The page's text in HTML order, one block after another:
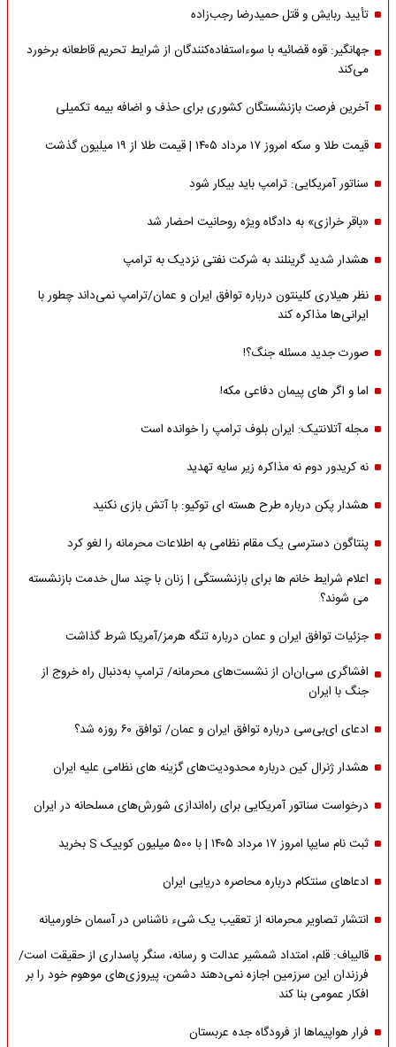
تأیید ربایش و قتل حمیدرضا رجب‌زاده
جهانگیر: قوه قضائیه با سوءاستفاده‌کنندگان از شرایط تحریم قاطعانه برخورد
می‌کند
آخرین فرصت بازنشستگان کشوری برای حذف و اضافه بیمه تکمیلی
قیمت طلا و سکه امروز ۱۷ مرداد ۱۴۰۵ | قیمت طلا از ۱۹ میلیون گذشت
سناتور آمریکایی: ترامپ باید بیکار شود
«باقر خرازی» به دادگاه ویژه روحانیت احضار شد
هشدار شدید گرینلند به شرکت نفتی نزدیک به ترامپ
نظر هیلاری کلینتون درباره توافق ایران و عمان/ترامپ نمی‌داند چطور با
ایرانی‌ها مذاکره کند
صورت جدید مسئله جنگ؟!
اما و اگر های پیمان دفاعی مکه!
مجله آتلانتیک: ایران بلوف ترامپ را خوانده است
نه کریدور دوم نه مذاکره زیر سایه تهدید
هشدار پکن درباره طرح هسته ای توکیو: با آتش بازی نکنید
پنتاگون دسترسی یک مقام نظامی به اطلاعات محرمانه را لغو کرد
اعلام شرایط خانم ها برای بازنشستگی | زنان با چند سال خدمت بازنشسته
می شوند؟
جزئیات توافق ایران و عمان درباره تنگه هرمز/آمریکا شرط گذاشت
افشاگری سی‌ان‌ان از نشست‌های محرمانه/ ترامپ به‌دنبال راه خروج از
جنگ با ایران
ادعای ای‌بی‌سی درباره توافق ایران و عمان/ توافق ۶۰ روزه شد؟
هشدار ژنرال کین درباره محدودیت‌های گزینه های نظامی علیه ایران
درخواست سناتور آمریکایی برای راه‌اندازی شورش‌های مسلحانه در ایران
ثبت نام سایپا امروز ۱۷ مرداد ۱۴۰۵ | با ۵۰۰ میلیون کوییک S بخرید
ادعاهای سنتکام درباره محاصره دریایی ایران
انتشار تصاویر محرمانه از تعقیب یک شیء ناشناس در آسمان خاورمیانه
قالیباف: قلم، امتداد شمشیر عدالت و رسانه، سنگر پاسداری از حقیقت است/
فرزندان این سرزمین اجازه نمی‌دهند دشمن، پیروزی‌های موهوم خود را بر
افکار عمومی بنا کند
فرار هواپیماها از فرودگاه جده عربستان